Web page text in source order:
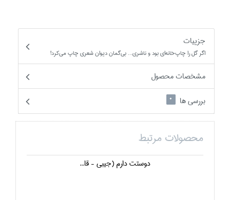
جزییات
اگر گل را چاپ‌خانه‌اي بود و ناشري... بي‌گمان ديوان شعري چاپ مي‌كرد!
مشخصات محصول
بررسی ها
0
محصولات مرتبط
دوستت دارم (جيبي - قا...